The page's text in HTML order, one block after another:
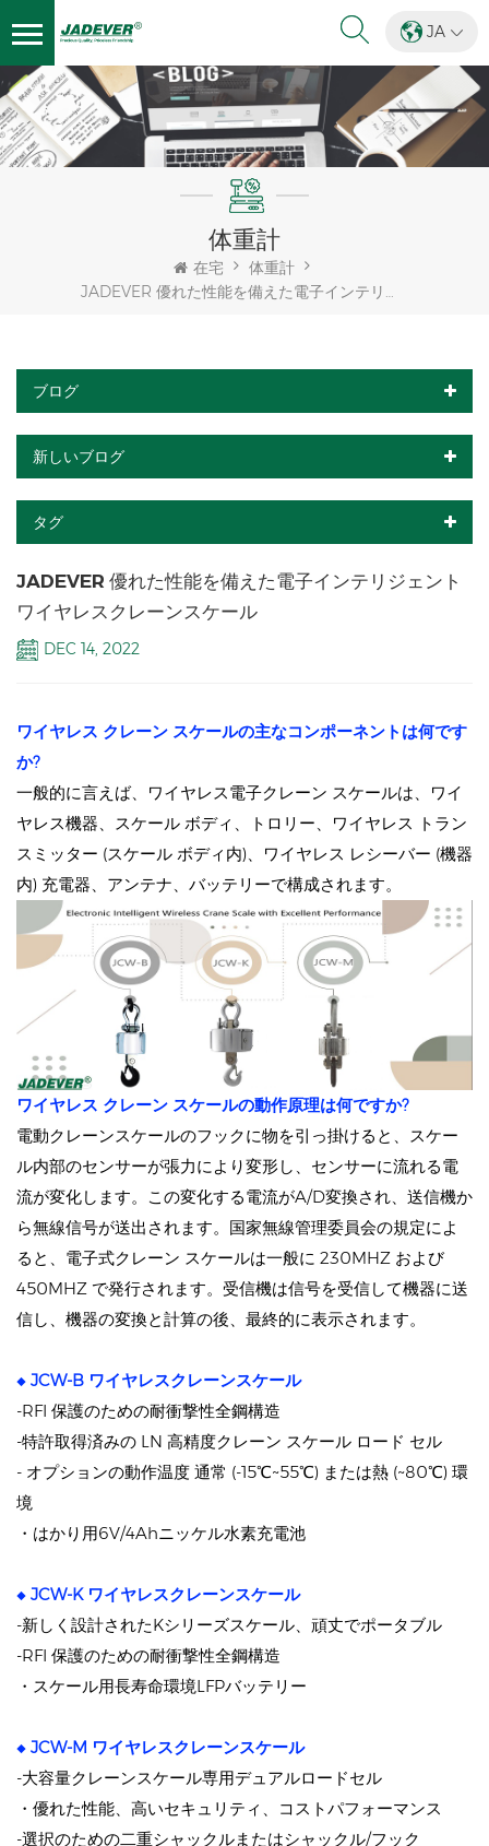
JA
体重計
在宅
体重計
JADEVER 優れた性能を備えた電子インテリジェントワイヤレスクレーンスケール
ブログ
新しいブログ
タグ
JADEVER 優れた性能を備えた電子インテリジェント
ワイヤレスクレーンスケール
DEC 14, 2022
ワイヤレス クレーン スケールの主なコンポーネントは何です
か?
一般的に言えば、ワイヤレス電子クレーン スケールは、ワイ
ヤレス機器、スケール ボディ、トロリー、ワイヤレス トラン
スミッター (スケール ボディ内)、ワイヤレス レシーバー (機器
内) 充電器、アンテナ、バッテリーで構成されます。
ワイヤレス クレーン スケールの動作原理は何ですか?
電動クレーンスケールのフックに物を引っ掛けると、スケー
ル内部のセンサーが張力により変形し、センサーに流れる電
流が変化します。この変化する電流がA/D変換され、送信機か
ら無線信号が送出されます。国家無線管理委員会の規定によ
ると、電子式クレーン スケールは一般に 230MHZ および
450MHZ で発行されます。受信機は信号を受信して​​機器に送
信し、機器の変換と計算の後、最終的に表示されます。
◆ JCW-B ワイヤレスクレーンスケール
-RFI 保護のための耐衝撃性全鋼構造
-特許取得済みの LN 高精度クレーン スケール ロード セル
- オプションの動作温度 通常 (-15℃~55℃) または熱 (~80℃) 環
境
・はかり用6V/4Ahニッケル水素充電池
◆ JCW-K ワイヤレスクレーンスケール
-新しく設計されたKシリーズスケール、頑丈でポータブル
-RFI 保護のための耐衝撃性全鋼構造
・スケール用長寿命環境LFPバッテリー
◆ JCW-M ワイヤレスクレーンスケール
-大容量クレーンスケール専用デュアルロードセル
・優れた性能、高いセキュリティ、コストパフォーマンス
-選択のための二重シャックルまたはシャックル/フック